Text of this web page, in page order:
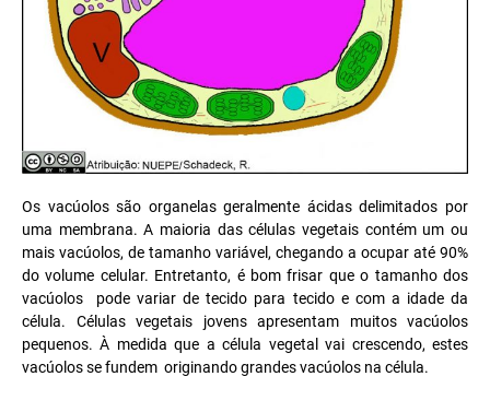
Os vacúolos são organelas geralmente ácidas delimitados por
uma membrana. A maioria das células vegetais contém um ou
mais vacúolos, de tamanho variável, chegando a ocupar até 90%
do volume celular. Entretanto, é bom frisar que o tamanho dos
vacúolos pode variar de tecido para tecido e com a idade da
célula. Células vegetais jovens apresentam muitos vacúolos
pequenos. À medida que a célula vegetal vai crescendo, estes
vacúolos se fundem originando grandes vacúolos na célula.